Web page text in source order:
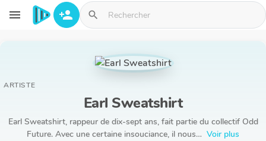
Aller au contenu principal
menu person_add search
ARTISTE
Earl Sweatshirt
Earl Sweatshirt, rappeur de dix-sept ans, fait partie du collectif Odd
Future. Avec une certaine insouciance, il nous… Voir plus